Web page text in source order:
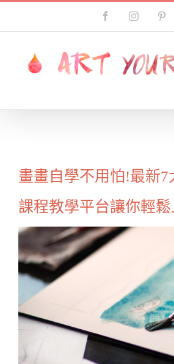
FacebookInstagram
畫畫自學不用怕!最新7
課程教學平台讓你輕鬆